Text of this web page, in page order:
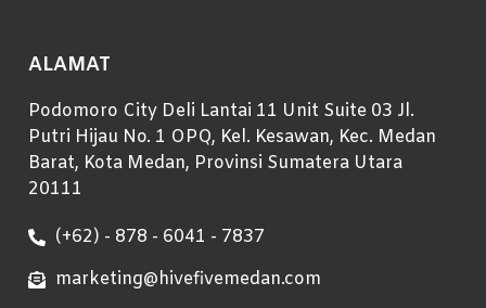
ALAMAT
Podomoro City Deli Lantai 11 Unit Suite 03 Jl.
Putri Hijau No. 1 OPQ, Kel. Kesawan, Kec. Medan
Barat, Kota Medan, Provinsi Sumatera Utara
20111
(+62) - 878 - 6041 - 7837
marketing@hivefivemedan.com